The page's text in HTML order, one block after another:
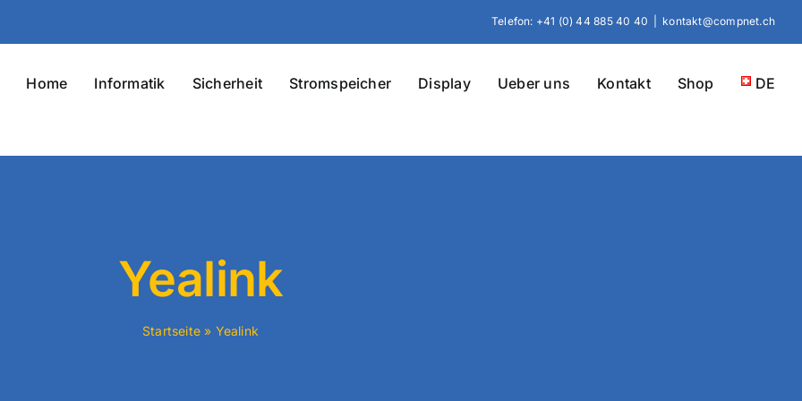
Telefon: +41 (0) 44 885 40 40 kontakt@compnet.ch
Home Informatik Sicherheit Stromspeicher Display Ueber uns Kontakt Shop DE
Yealink
Startseite» Yealink